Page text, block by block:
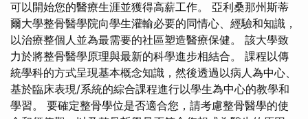
可以開始您的醫療生涯並獲得高薪工作。 亞利桑那州斯蒂
爾大學整骨醫學院向學生灌輸必要的同情心、經驗和知識，
以治療整個人並為最需要的社區塑造醫療保健。 該大學致
力於將整骨醫學原理與最新的科學進步相結合。 課程以傳
統學科的方式呈現基本概念知識，然後透過以病人為中心、
基於臨床表現/系統的綜合課程進行以學生為中心的教學和
學習。 要確定整骨學位是否適合您，請考慮整骨醫學的使